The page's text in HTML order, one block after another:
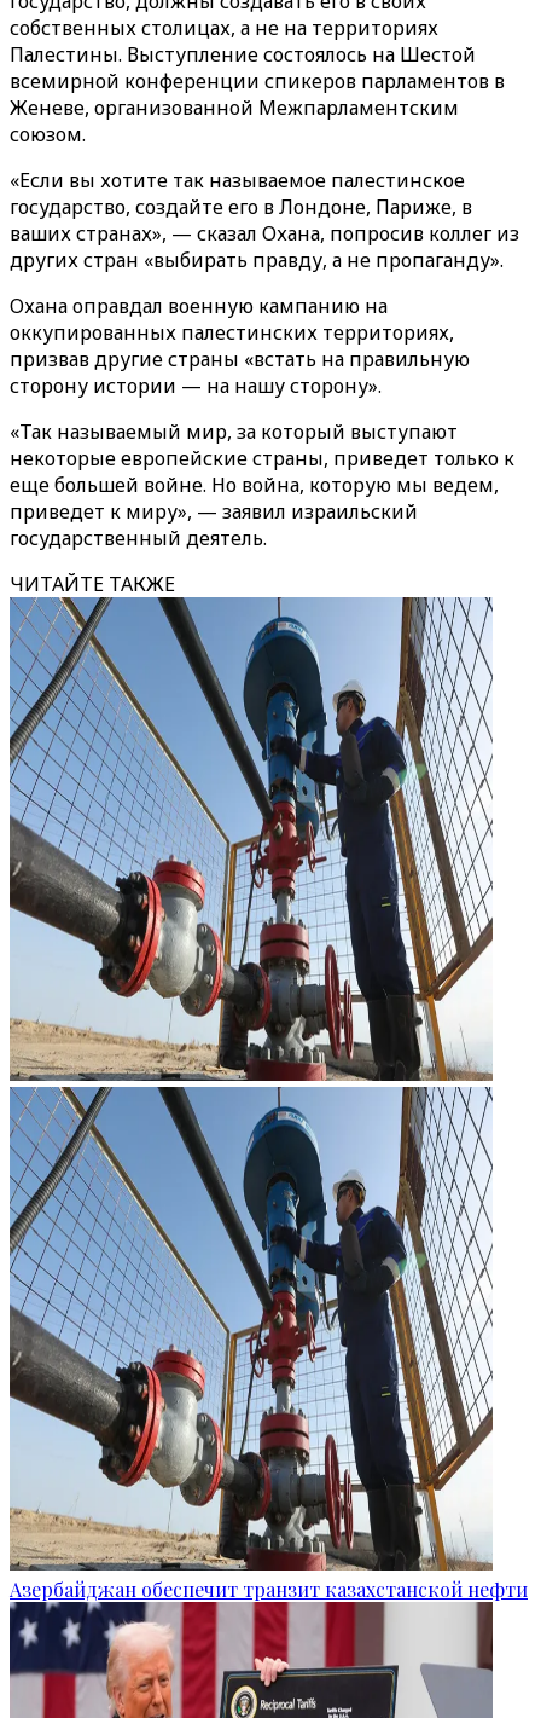
собственных столицах, а не на территориях
Палестины. Выступление состоялось на Шестой
всемирной конференции спикеров парламентов в
Женеве, организованной Межпарламентским
союзом.
«Если вы хотите так называемое палестинское
государство, создайте его в Лондоне, Париже, в
ваших странах», — сказал Охана, попросив коллег из
других стран «выбирать правду, а не пропаганду».
Охана оправдал военную кампанию на
оккупированных палестинских территориях,
призвав другие страны «встать на правильную
сторону истории — на нашу сторону».
«Так называемый мир, за который выступают
некоторые европейские страны, приведет только к
еще большей войне. Но война, которую мы ведем,
приведет к миру», — заявил израильский
государственный деятель.
ЧИТАЙТЕ ТАКЖЕ
Азербайджан обеспечит транзит казахстанской нефти